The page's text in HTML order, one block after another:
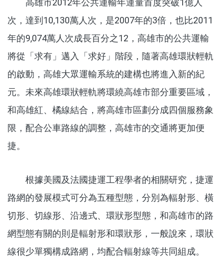
高雄市2012年公共運輸年運量首度突破1億人
次，達到10,130萬人次，是2007年的3倍，也比2011
年的9,074萬人次成長百分之12，高雄市的公共運輸
將從「求有」邁入「求好」階段，隨著高雄環狀輕軌
的啟動，高雄大眾運輸系統的建構也將進入新的紀
元。未來高雄環狀輕軌將環繞高雄市部分重要區域，
和高雄紅、橘線結合，將高雄市區劃分成四個服務象
限，配合公車路線的調整，高雄市的交通將更加便
捷。
根據美國及法國捷運工程學者的相關研究，捷運
路網的發展模式可分為五種型態，分別為輻射形、橫
切形、切線形、沿邊式、環狀形型態，和高雄市的路
網型態有關的則是輻射形和環狀形，一般說來，環狀
線很少單獨構成路網，均配合輻射線等共同組成。